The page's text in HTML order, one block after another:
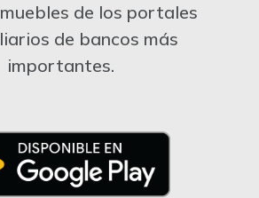
de los portales
de bancos más
importantes.